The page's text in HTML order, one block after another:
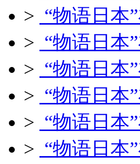
> “物语日本
> “物语日本
> “物语日本
> “物语日本
> “物语日本
> “物语日本